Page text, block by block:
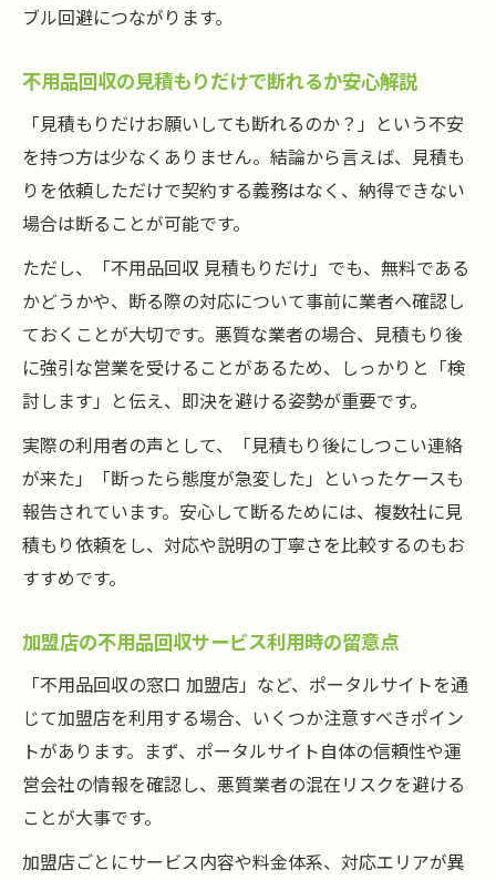
ブル回避につながります。
不用品回収の見積もりだけで断れるか安心解説
「見積もりだけお願いしても断れるのか？」という不安
を持つ方は少なくありません。結論から言えば、見積も
りを依頼しただけで契約する義務はなく、納得できない
場合は断ることが可能です。
ただし、「不用品回収 見積もりだけ」でも、無料である
かどうかや、断る際の対応について事前に業者へ確認し
ておくことが大切です。悪質な業者の場合、見積もり後
に強引な営業を受けることがあるため、しっかりと「検
討します」と伝え、即決を避ける姿勢が重要です。
実際の利用者の声として、「見積もり後にしつこい連絡
が来た」「断ったら態度が急変した」といったケースも
報告されています。安心して断るためには、複数社に見
積もり依頼をし、対応や説明の丁寧さを比較するのもお
すすめです。
加盟店の不用品回収サービス利用時の留意点
「不用品回収の窓口 加盟店」など、ポータルサイトを通
じて加盟店を利用する場合、いくつか注意すべきポイン
トがあります。まず、ポータルサイト自体の信頼性や運
営会社の情報を確認し、悪質業者の混在リスクを避ける
ことが大事です。
加盟店ごとにサービス内容や料金体系、対応エリアが異